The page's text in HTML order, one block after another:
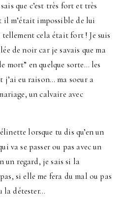
que c’est très fort et très
m’était impossible de lui
tellement cela était fort ! Je suis
de noir car je savais que ma
mort” en quelque sorte… les
j’ai eu raison… ma soeur a
un calvaire avec
lorsque tu dis qu’en un
va se passer ou pas avec un
un regard, je sais si la
si elle me fera du mal ou pas
la détester…